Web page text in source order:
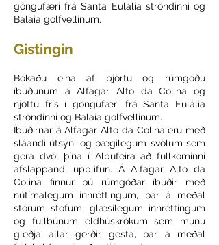
göngufæri frá Santa Eulália ströndinni og
Balaia golfvellinum.
Gistingin
Bókaðu eina af björtu og rúmgóðu
íbúðunum á Alfagar Alto da Colina og
njóttu frís í göngufæri frá Santa Eulália
ströndinni og Balaia golfvellinum.
Íbúðirnar á Alfagar Alto da Colina eru með
sláandi útsýni og þægilegum svölum sem
gera dvöl þína í Albufeira að fullkominni
afslappandi upplifun. Á Alfagar Alto da
Colina finnur þú rúmgóðar íbúðir með
nútímalegum innréttingum, þar á meðal
stórum stofum, glæsilegum innréttingum
og fullbúnum eldhúskrókum sem munu
gleðja allar gerðir gesta, þar á meðal